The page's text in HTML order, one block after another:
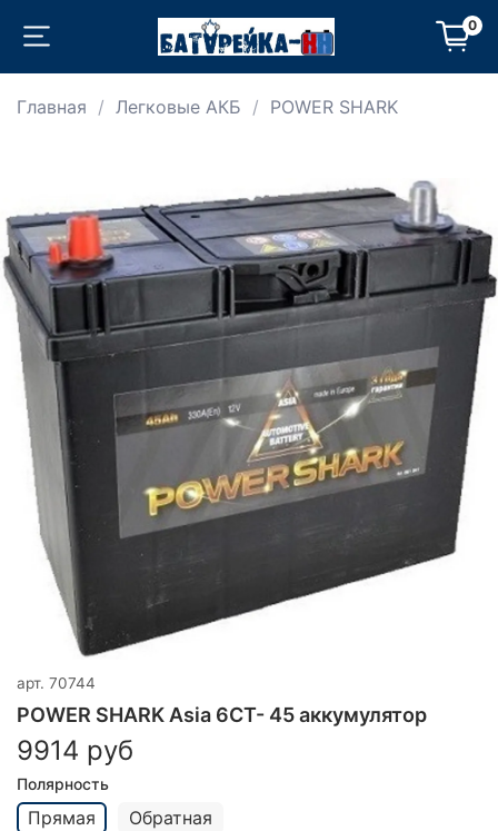
0
Главная Легковые АКБ POWER SHARK
арт. 70744
POWER SHARK Asia 6CT- 45 аккумулятор
9914 руб
Полярность
Прямая Обратная